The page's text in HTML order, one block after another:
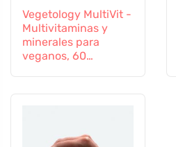
Vegetology MultiVit -
Multivitaminas y
minerales para
veganos, 60